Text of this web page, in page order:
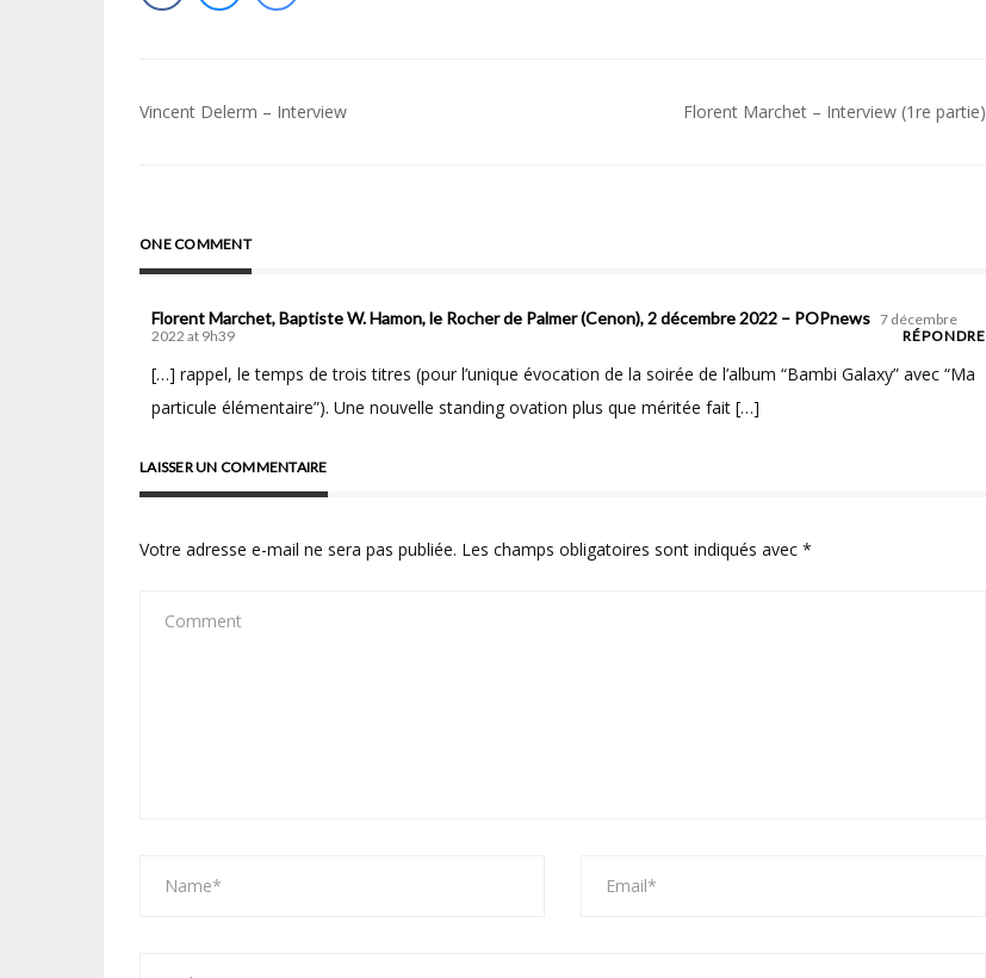
Navigation
Vincent Delerm – Interview Florent Marchet – Interview (1re partie)
ONE COMMENT
Florent Marchet, Baptiste W. Hamon, le Rocher de Palmer (Cenon), 2 décembre 2022 – POPnews 7 décembre
2022 at 9h39
RÉPONDRE
[…] rappel, le temps de trois titres (pour l’unique évocation de la soirée de l’album “Bambi Galaxy” avec “Ma
particule élémentaire”). Une nouvelle standing ovation plus que méritée fait […]
LAISSER UN COMMENTAIRE
Votre adresse e-mail ne sera pas publiée. Les champs obligatoires sont indiqués avec *